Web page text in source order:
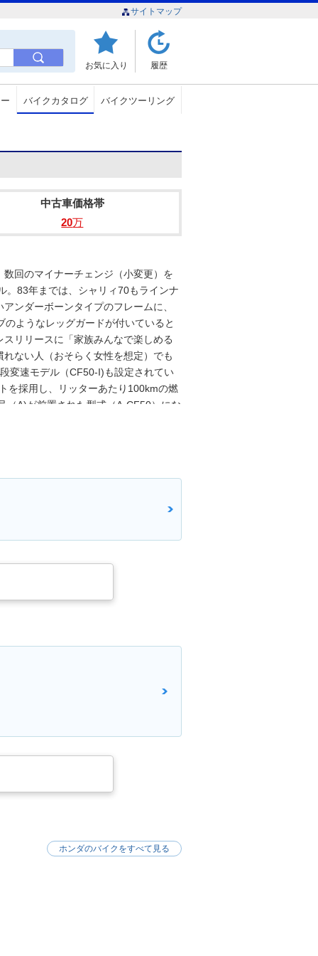
サイトマップ
お気に入り 履歴
バイクカタログ バイクツーリング
中古車価格帯
20万
回のマイナーチェンジ（小変更）を
。83年までは、シャリィ70もラインナ
ンダーボーンタイプのフレームに、
ようなレッグガードが付いていると
リリースに「家族みんなで楽しめる
ない人（おそらく女性を想定）でも
変速モデル（CF50-I)も設定されてい
を採用し、リッターあたり100kmの燃
（A)が前置された型式（A-CF50）にな
ホンダのバイクをすべて見る